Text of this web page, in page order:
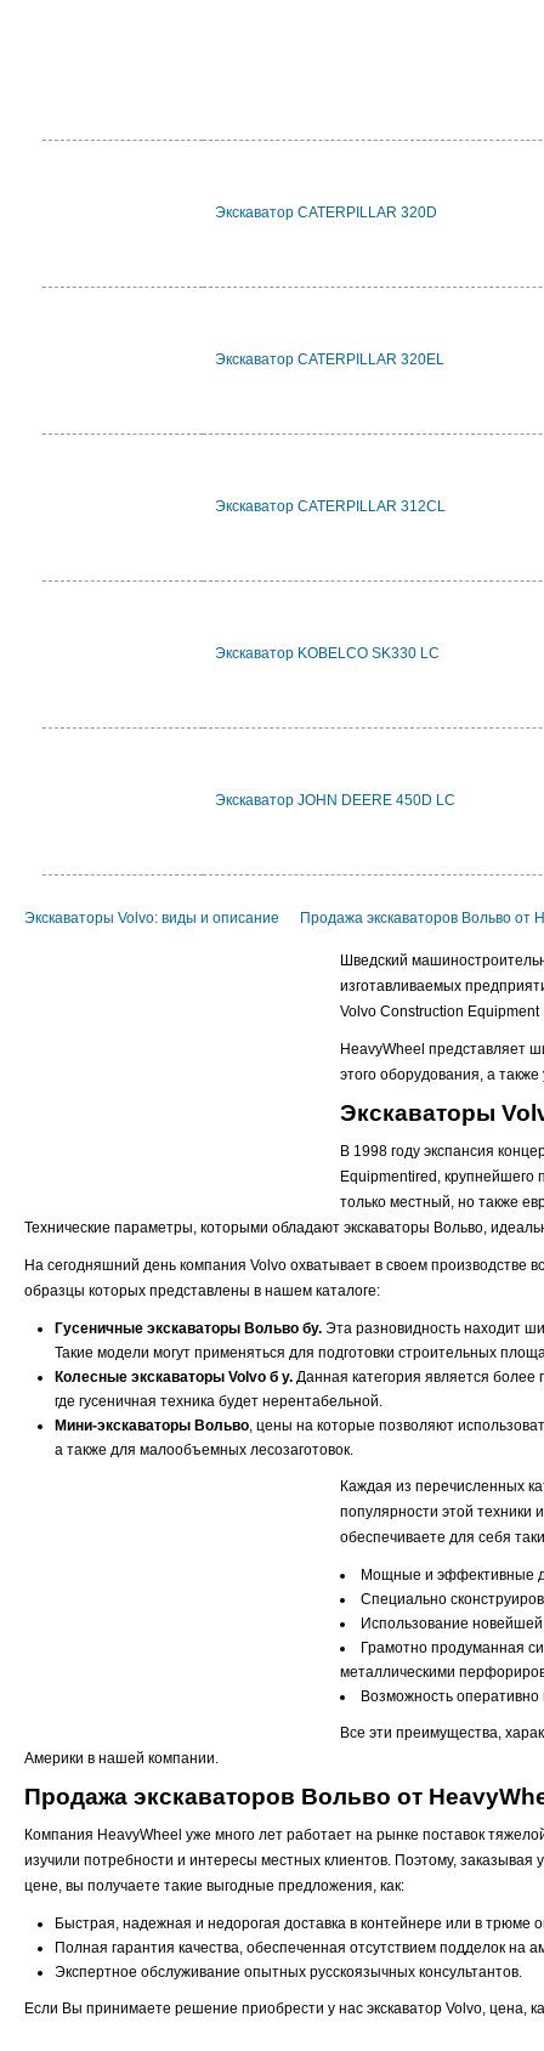
Экскаватор CATERPILLAR 320D
Экскаватор CATERPILLAR 320EL
Экскаватор CATERPILLAR 312CL
Экскаватор KOBELCO SK330 LC
Экскаватор JOHN DEERE 450D LC
Экскаваторы Volvo: виды и описание Продажа экскаваторов Вольво от
Шведский
изготавливаемых
Volvo Construction Equipment
HeavyWheel представляет
этого оборудования, а
Экскаваторы
В 1998 году экспансия
Equipmentired, крупнейшего
только местный, но также
Технические параметры, которыми обладают экскаваторы Вольво,
На сегодняшний день компания Volvo охватывает в своем производстве
образцы которых представлены в нашем каталоге:
Гусеничные экскаваторы Вольво бу. Эта разновидность находит
Такие модели могут применяться для подготовки строительных
Колесные экскаваторы Volvo б у. Данная категория является
где гусеничная техника будет нерентабельной.
Мини-экскаваторы Вольво, цены на которые позволяют
а также для малообъемных лесозаготовок.
Каждая из перечисленных
популярности этой техники
обеспечиваете для себя
Мощные и эффективные
Специально
Использование
Грамотно продуманная
металлическими
Возможность
Все эти преимущества,
Америки в нашей компании.
Продажа экскаваторов Вольво от
Компания HeavyWheel уже много лет работает на рынке поставок
изучили потребности и интересы местных клиентов. Поэтому,
цене, вы получаете такие выгодные предложения, как:
Быстрая, надежная и недорогая доставка в контейнере или в трюме
Полная гарантия качества, обеспеченная отсутствием подделок на
Экспертное обслуживание опытных русскоязычных консультантов.
Если Вы принимаете решение приобрести у нас экскаватор Volvo, цена,